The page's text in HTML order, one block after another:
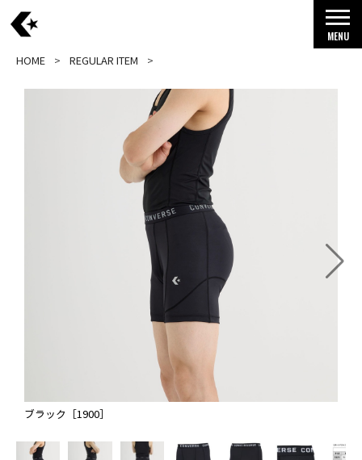
MENU
HOME REGULAR ITEM
ブラック［1900］